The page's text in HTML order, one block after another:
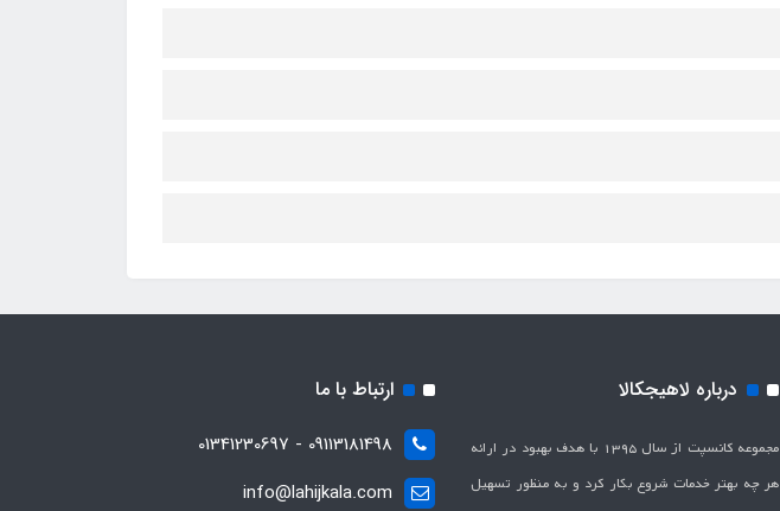
درباره لاهیجکالا
مجموعه کانسپت از سال 1395 با هدف بهبود در ارائه
هر چه بهتر خدمات شروع بکار کرد و به منظور تسهیل
ارتباط با ما
09113181498 - 01341230697
info@lahijkala.com